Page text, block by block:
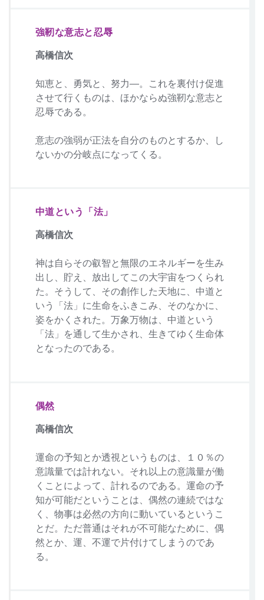
強靭な意志と忍辱
高橋信次
知恵と、勇気と、努力―。これを裏付け促進
させて行くものは、ほかならぬ強靭な意志と
忍辱である。
意志の強弱が正法を自分のものとするか、し
ないかの分岐点になってくる。
中道という「法」
高橋信次
神は自らその叡智と無限のエネルギーを生み
出し、貯え、放出してこの大宇宙をつくられ
た。そうして、その創作した天地に、中道と
いう「法」に生命をふきこみ、そのなかに、
姿をかくされた。万象万物は、中道という
「法」を通して生かされ、生きてゆく生命体
となったのである。
偶然
高橋信次
運命の予知とか透視というものは、１０％の
意識量では計れない。それ以上の意識量が働
くことによって、計れるのである。運命の予
知が可能だということは、偶然の連続ではな
く、物事は必然の方向に動いているというこ
とだ。ただ普通はそれが不可能なために、偶
然とか、運、不運で片付けてしまうのであ
る。